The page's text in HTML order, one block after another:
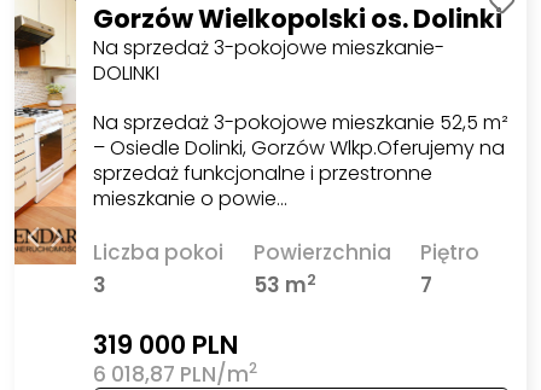
Gorzów Wielkopolski os. Dolinki
Na sprzedaż 3-pokojowe mieszkanie-
DOLINKI
Na sprzedaż 3-pokojowe mieszkanie 52,5 m²
– Osiedle Dolinki, Gorzów Wlkp.Oferujemy na
sprzedaż funkcjonalne i przestronne
mieszkanie o powie…
Liczba pokoi
3
Powierzchnia
53 m2
Piętro
7
319 000 PLN
6 018,87 PLN/m2